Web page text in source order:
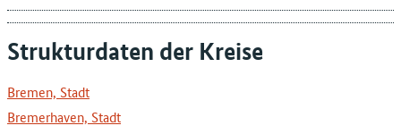
Strukturdaten der Kreise
Bremen, Stadt
Bremerhaven, Stadt